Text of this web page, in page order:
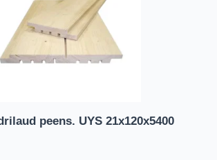
peens. UYS 21x120x5400